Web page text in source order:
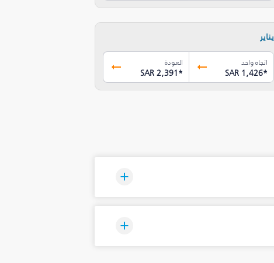
يناير
اتجاه واحد
SAR 1,426*
العودة
SAR 2,391*